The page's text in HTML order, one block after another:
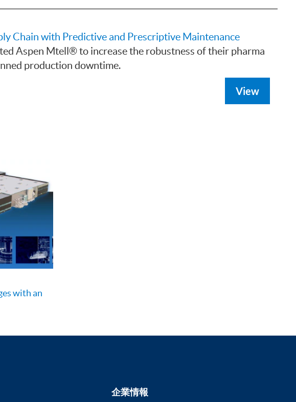
Chain with Predictive and Prescriptive Maintenance
Aspen Mtell® to increase the robustness of their pharma
production downtime.
View
with an
企業情報